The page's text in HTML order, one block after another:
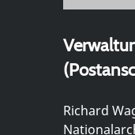
Richard